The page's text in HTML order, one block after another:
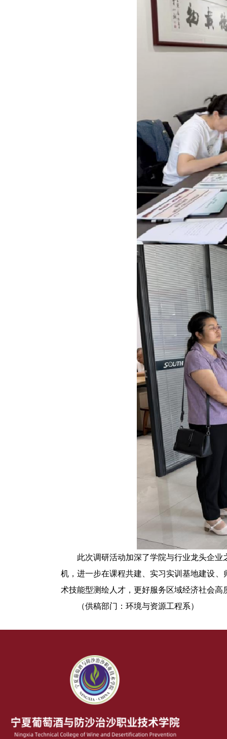
此次调研活动加深了学院与行业龙头企
机，进一步在课程共建、实习实训基地建设、
术技能型测绘人才， 更好服务区域经济社会高
（供稿部门 ： 环境与资源工程系）